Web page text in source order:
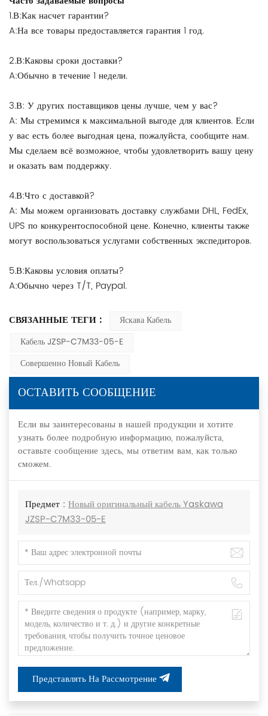
1.В:Как насчет гарантии?
A:На все товары предоставляется гарантия 1 год.
2.В:Каковы сроки доставки?
A:Обычно в течение 1 недели.
3.В: У других поставщиков цены лучше, чем у вас?
A: Мы стремимся к максимальной выгоде для клиентов. Если
у вас есть более выгодная цена, пожалуйста, сообщите нам.
Мы сделаем всё возможное, чтобы удовлетворить вашу цену
и оказать вам поддержку.
4.В:Что с доставкой?
A: Мы можем организовать доставку службами DHL, FedEx,
UPS по конкурентоспособной цене. Конечно, клиенты также
могут воспользоваться услугами собственных экспедиторов.
5.В:Каковы условия оплаты?
A:Обычно через T/T, Paypal.
СВЯЗАННЫЕ ТЕГИ :
Яскава Кабель
Кабель JZSP-C7M33-05-E
Совершенно Новый Кабель
ОСТАВИТЬ СООБЩЕНИЕ
Если вы заинтересованы в нашей продукции и хотите
узнать более подробную информацию, пожалуйста,
оставьте сообщение здесь, мы ответим вам, как только
сможем.
Предмет : Новый оригинальный кабель Yaskawa
JZSP-C7M33-05-E
Представлять На Рассмотрение